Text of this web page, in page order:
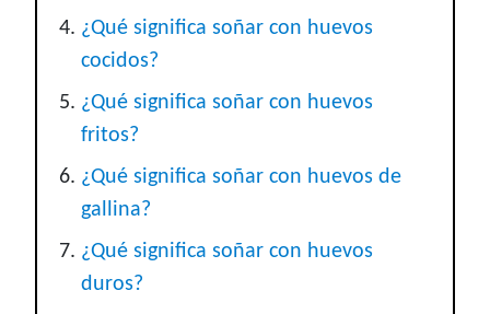
¿Qué significa soñar con huevos
cocidos?
¿Qué significa soñar con huevos
fritos?
¿Qué significa soñar con huevos de
gallina?
¿Qué significa soñar con huevos
duros?